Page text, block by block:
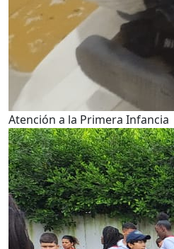
Atención a la Primera Infancia